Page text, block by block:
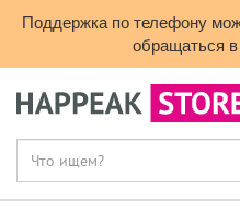
Поддержка по телефону
обращаться в